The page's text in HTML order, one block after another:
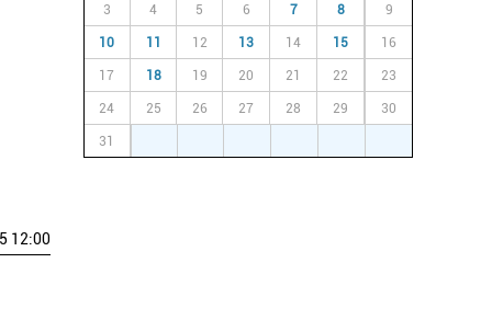
12:00
3 4 5 6 7 8 9
10 11 12 13 14 15 16
17 18 19 20 21 22 23
24 25 26 27 28 29 30
31